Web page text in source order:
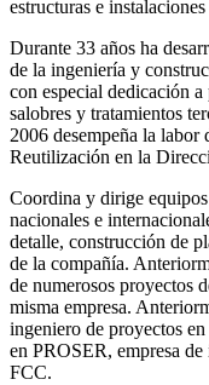
estructuras e
Durante 33 años ha
de la ingeniería y
con especial dedicación a
salobres y tratamientos
2006 desempeña la labor
Reutilización en la
Coordina y dirige
nacionales e
detalle, construcción de
de la compañía.
de numerosos proyectos
misma empresa.
ingeniero de proyectos
en PROSER, empresa
FCC.